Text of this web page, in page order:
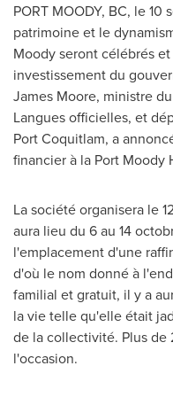
PORT MOODY, BC, le10
patrimoine et le
Moody seront célébrés
investissement du
James Moore, ministre
Langues officielles, et
Port Coquitlam, a
financier à la Port Moody
La société organisera le
aura lieu du 6 au 14
l'emplacement d'une
d'où le nom donné à
familial et gratuit, il y a
la vie telle qu'elle était
de la collectivité. Plus
l'occasion.